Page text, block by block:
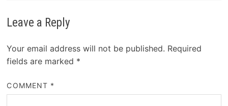
Leave a Reply
Your email address will not be published. Required
fields are marked *
COMMENT *